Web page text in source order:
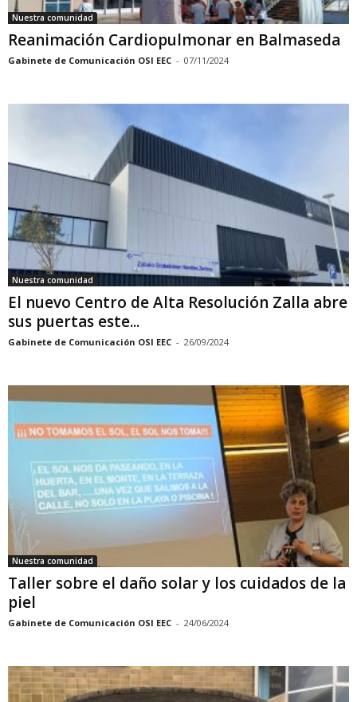
Nuestra comunidad
Reanimación Cardiopulmonar en Balmaseda
Gabinete de Comunicación OSI EEC - 07/11/2024
Nuestra comunidad
El nuevo Centro de Alta Resolución Zalla abre
sus puertas este...
Gabinete de Comunicación OSI EEC - 26/09/2024
Nuestra comunidad
Taller sobre el daño solar y los cuidados de la
piel
Gabinete de Comunicación OSI EEC - 24/06/2024